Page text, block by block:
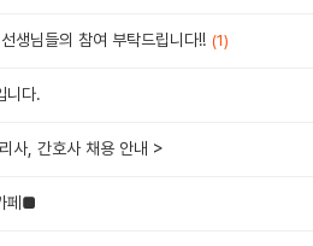
생님들의 참여 부탁드립니다!! (1)
니다.
사, 간호사 채용 안내 >
페■